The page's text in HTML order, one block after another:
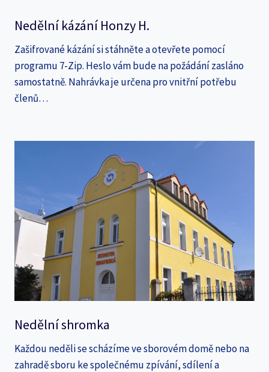
Nedělní kázání Honzy H.
Zašifrované kázání si stáhněte a otevřete pomocí
programu 7-Zip. Heslo vám bude na požádání zasláno
samostatně. Nahrávka je určena pro vnitřní potřebu
členů…
Nedělní shromka
Každou neděli se scházíme ve sborovém domě nebo na
zahradě sboru ke společnému zpívání, sdílení a